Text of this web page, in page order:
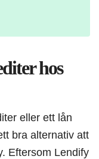
hos
eller ett lån
bra alternativ att
Eftersom Lendify